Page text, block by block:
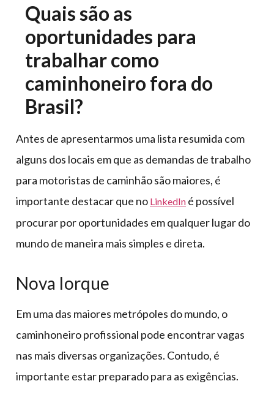
Quais são as
oportunidades para
trabalhar como
caminhoneiro fora do
Brasil?
Antes de apresentarmos uma lista resumida com
alguns dos locais em que as demandas de trabalho
para motoristas de caminhão são maiores, é
importante destacar que no LinkedIn é possível
procurar por oportunidades em qualquer lugar do
mundo de maneira mais simples e direta.
Nova Iorque
Em uma das maiores metrópoles do mundo, o
caminhoneiro profissional pode encontrar vagas
nas mais diversas organizações. Contudo, é
importante estar preparado para as exigências.